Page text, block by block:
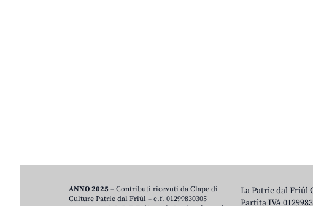
La Patrie dal Friûl
Partita IVA
ANNO 2025 – Contributi ricevuti da Clape di
Culture Patrie dal Friûl – c.f. 01299830305